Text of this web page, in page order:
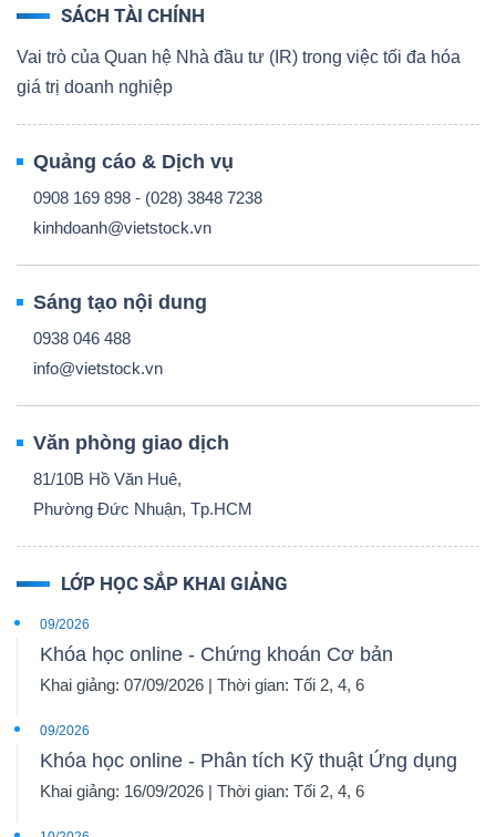
SÁCH TÀI CHÍNH
Vai trò của Quan hệ Nhà đầu tư (IR) trong việc tối đa hóa
giá trị doanh nghiệp
Quảng cáo & Dịch vụ
0908 169 898 - (028) 3848 7238
kinhdoanh@vietstock.vn
Sáng tạo nội dung
0938 046 488
info@vietstock.vn
Văn phòng giao dịch
81/10B Hồ Văn Huê,
Phường Đức Nhuận, Tp.HCM
LỚP HỌC SẮP KHAI GIẢNG
09/2026
Khóa học online - Chứng khoán Cơ bản
Khai giảng: 07/09/2026 | Thời gian: Tối 2, 4, 6
09/2026
Khóa học online - Phân tích Kỹ thuật Ứng dụng
Khai giảng: 16/09/2026 | Thời gian: Tối 2, 4, 6